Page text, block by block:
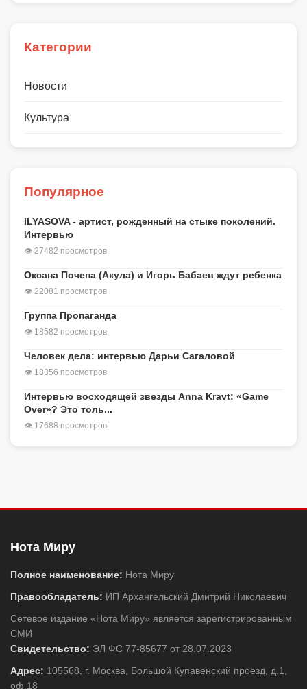
Категории
Новости
Культура
Популярное
ILYASOVA - артист, рожденный на стыке поколений.
Интервью
👁 27482 просмотров
Оксана Почепа (Акула) и Игорь Бабаев ждут ребенка
👁 22081 просмотров
Группа Пропаганда
👁 18582 просмотров
Человек дела: интервью Дарьи Сагаловой
👁 18356 просмотров
Интервью восходящей звезды Anna Kravt: «Game
Over»? Это толь...
👁 17688 просмотров
Нота Миру
Полное наименование: Нота Миру
Правообладатель: ИП Архангельский Дмитрий Николаевич
Сетевое издание «Нота Миру» является зарегистрированным
СМИ
Свидетельство: ЭЛ ФС 77-85677 от 28.07.2023
Адрес: 105568, г. Москва, Большой Купавенский проезд, д.1,
оф.18